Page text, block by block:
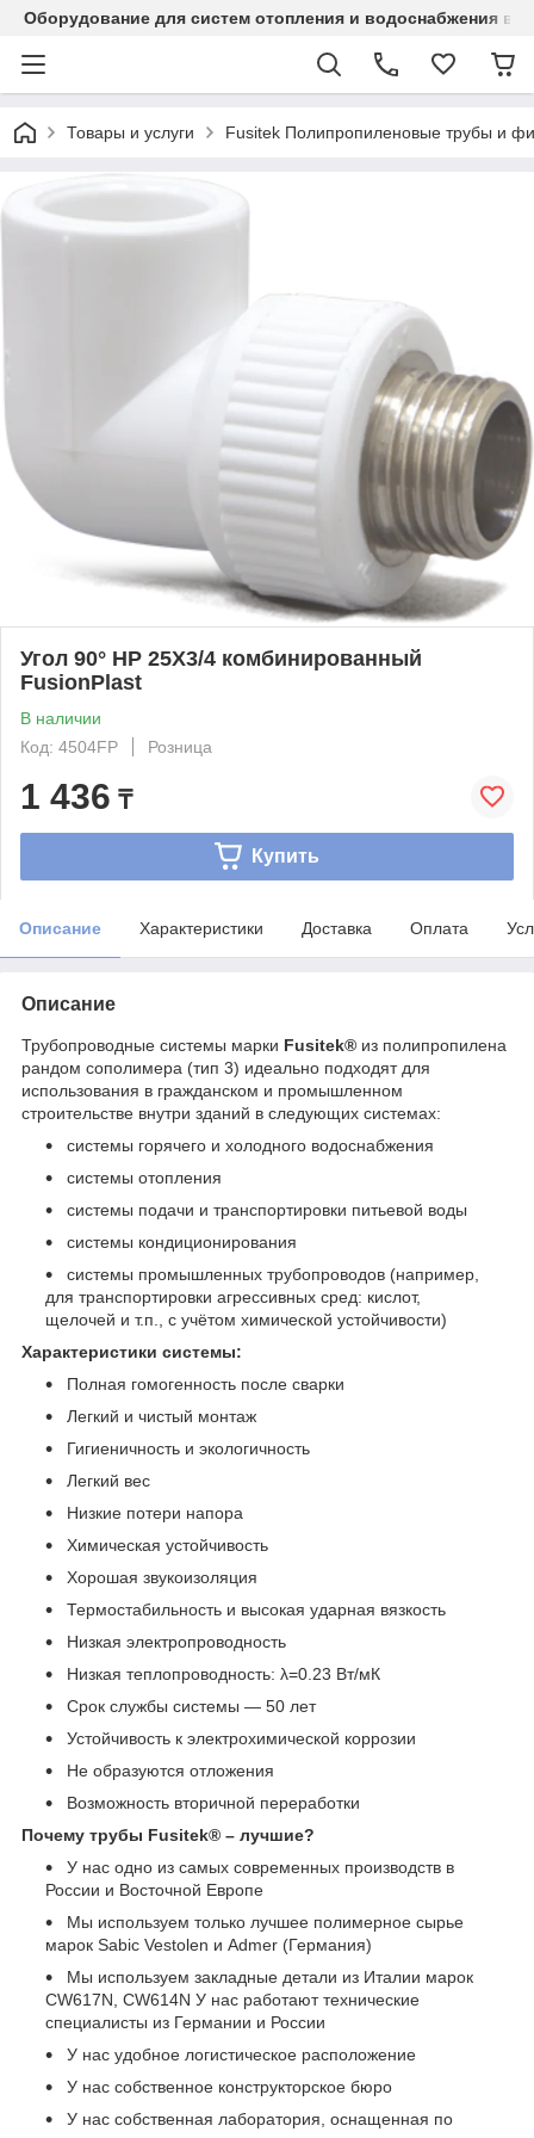
Оборудование для систем отопления и водоснабжения в
Товары и услуги Fusitek Полипропиленовые трубы и
Угол 90° НР 25Х3/4 комбинированный
FusionPlast
В наличии
Код: 4504FP
Розница
1 436 ₸
Купить
Описание Характеристики Доставка Оплата
Описание
Трубопроводные системы марки Fusitek® из полипропилена
рандом сополимера (тип 3) идеально подходят для
использования в гражданском и промышленном
строительстве внутри зданий в следующих системах:
системы горячего и холодного водоснабжения
системы отопления
системы подачи и транспортировки питьевой воды
системы кондиционирования
системы промышленных трубопроводов (например,
для транспортировки агрессивных сред: кислот,
щелочей и т.п., с учётом химической устойчивости)
Характеристики системы:
Полная гомогенность после сварки
Легкий и чистый монтаж
Гигиеничность и экологичность
Легкий вес
Низкие потери напора
Химическая устойчивость
Хорошая звукоизоляция
Термостабильность и высокая ударная вязкость
Низкая электропроводность
Низкая теплопроводность: λ=0.23 Вт/мК
Срок службы системы ― 50 лет
Устойчивость к электрохимической коррозии
Не образуются отложения
Возможность вторичной переработки
Почему трубы Fusitek® – лучшие?
У нас одно из самых современных производств в
России и Восточной Европе
Мы используем только лучшее полимерное сырье
марок Sabic Vestolen и Admer (Германия)
Мы используем закладные детали из Италии марок
CW617N, CW614N У нас работают технические
специалисты из Германии и России
У нас удобное логистическое расположение
У нас собственное конструкторское бюро
У нас собственная лаборатория, оснащенная по